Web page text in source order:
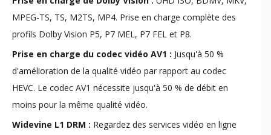
MPEG-TS, TS, M2TS, MP4. Prise en charge complète des
profils Dolby Vision P5, P7 MEL, P7 FEL et P8.
Prise en charge du codec vidéo AV1 : Jusqu'à 50 %
d'amélioration de la qualité vidéo par rapport au codec
HEVC. Le codec AV1 nécessite jusqu'à 50 % de débit en
moins pour la même qualité vidéo.
Widevine L1 DRM : Regardez des services vidéo en ligne